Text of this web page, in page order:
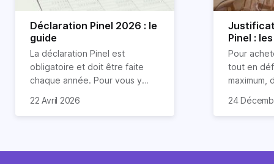
Déclaration Pinel 2026 : le
guide
La déclaration Pinel est
obligatoire et doit être faite
chaque année. Pour vous y
toutes les spécificités de cette
22 Avril 2026
Pinel :
Pour
tout en
maximum,
comme
24